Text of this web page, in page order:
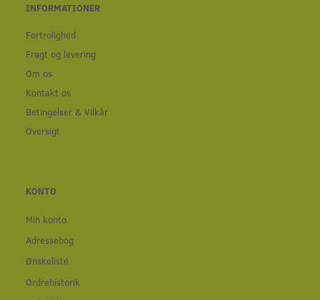
INFORMATIONER
Fortrolighed
Fragt og levering
Om os
Kontakt os
Betingelser & Vilkår
Oversigt
KONTO
Min konto
Adressebog
Ønskeliste
Ordrehistorik